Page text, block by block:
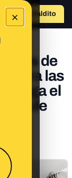
×
Hazte Maldito
de
para las
Llega el
de